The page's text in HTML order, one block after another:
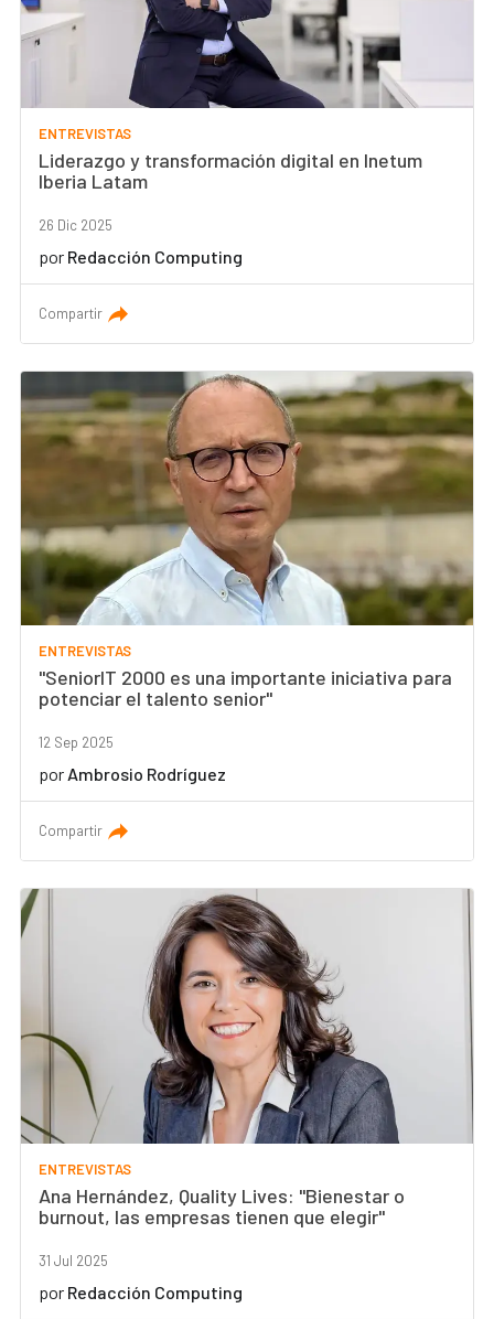
ENTREVISTAS
Liderazgo y transformación digital en Inetum
Iberia Latam
26 Dic 2025
por Redacción Computing
Compartir
ENTREVISTAS
"SeniorIT 2000 es una importante iniciativa para
potenciar el talento senior"
12 Sep 2025
por Ambrosio Rodríguez
Compartir
ENTREVISTAS
Ana Hernández, Quality Lives: "Bienestar o
burnout, las empresas tienen que elegir"
31 Jul 2025
por Redacción Computing